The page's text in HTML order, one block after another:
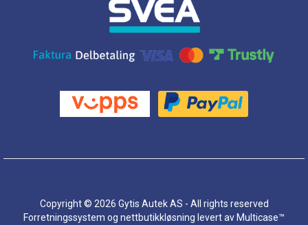
Copyright © 2026 Gytis Autek AS - All rights reserved
Forretningssystem og nettbutikkløsning levert av Multicase™